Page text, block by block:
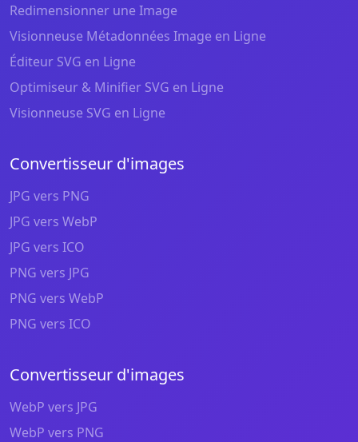
Redimensionner une Image
Visionneuse Métadonnées Image en Ligne
Éditeur SVG en Ligne
Optimiseur & Minifier SVG en Ligne
Visionneuse SVG en Ligne
Convertisseur d'images
JPG vers PNG
JPG vers WebP
JPG vers ICO
PNG vers JPG
PNG vers WebP
PNG vers ICO
Convertisseur d'images
WebP vers JPG
WebP vers PNG